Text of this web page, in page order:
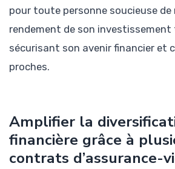
pour toute personne soucieuse de
rendement de son
sécurisant son avenir financier et
proches.
Amplifier la
financière grâce à
contrats d’assurance-